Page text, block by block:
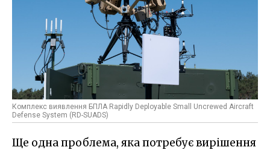
Комплекс виявлення БПЛА Rapidly Deployable Small Uncrewed Aircraft
Defense System (RD-SUADS)
Ще одна проблема, яка потребує вирішення